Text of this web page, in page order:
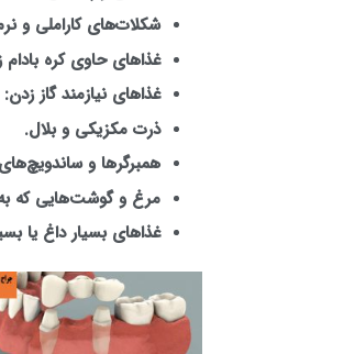
شکلات‌های کاراملی و
غذاهای حاوی کره
غذاهای نیازمند گاز زدن:
ذرت مکزیکی و بلال.
همبرگرها و
مرغ و گوشت‌هایی که
غذاهای بسیار داغ یا